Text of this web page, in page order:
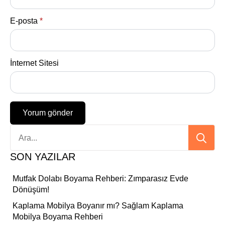
E-posta *
İnternet Sitesi
SON YAZILAR
Mutfak Dolabı Boyama Rehberi: Zımparasız Evde
Dönüşüm!
Kaplama Mobilya Boyanır mı? Sağlam Kaplama
Mobilya Boyama Rehberi